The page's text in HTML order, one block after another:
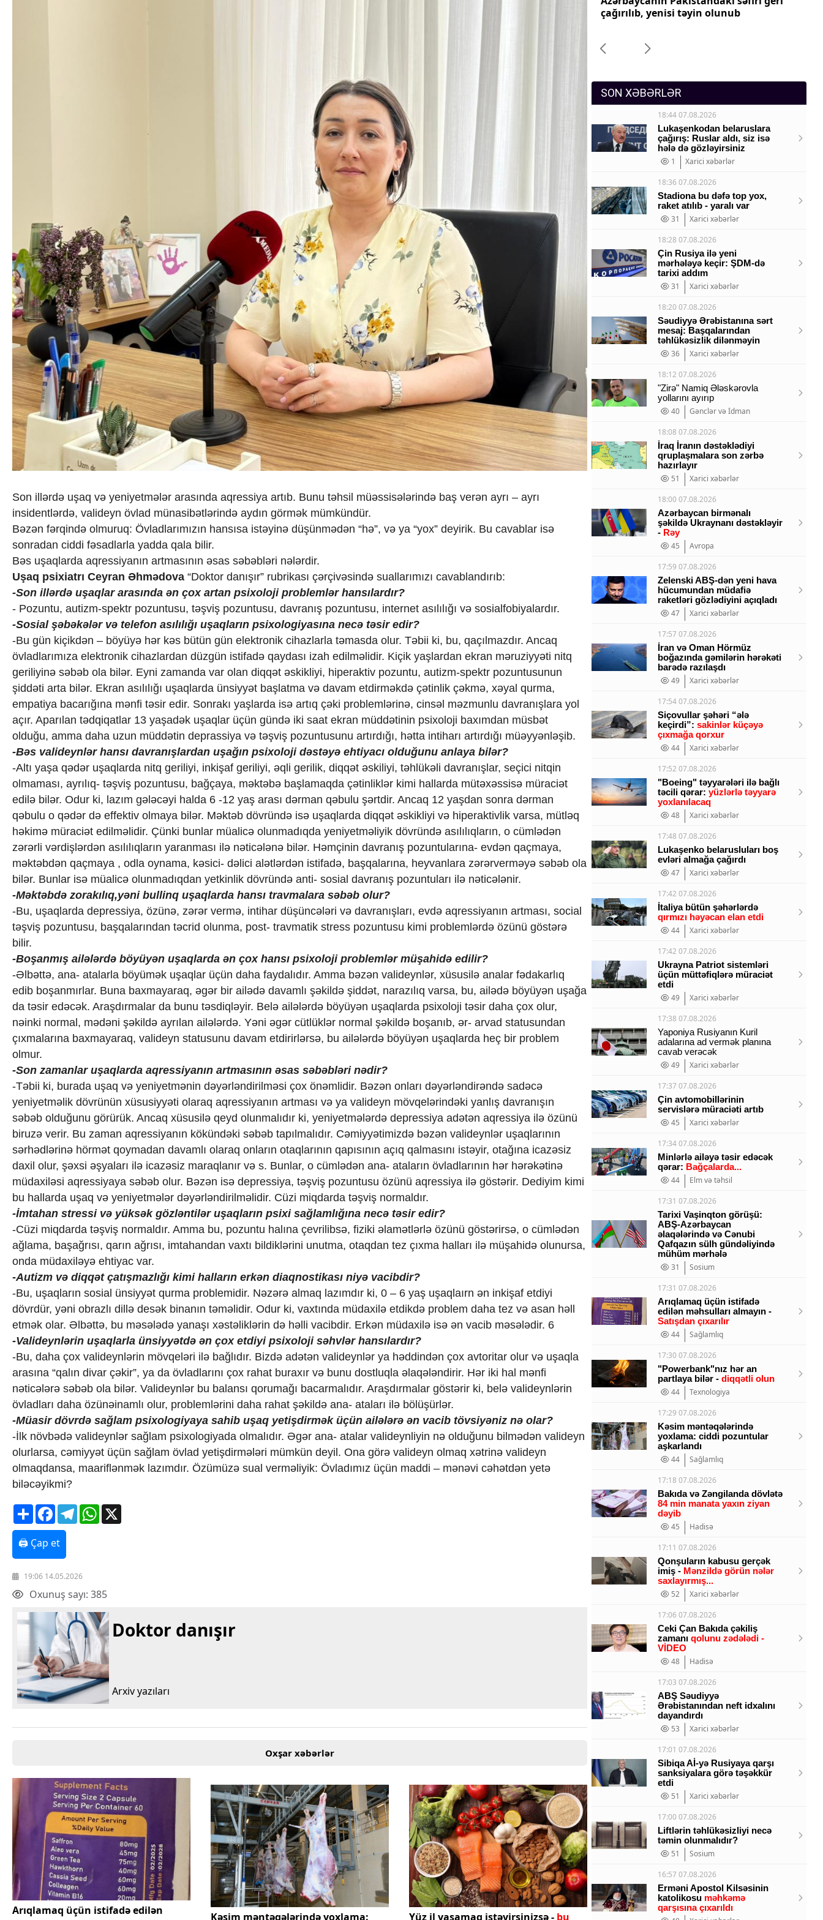
Zəfər Diasporu
Səhiyyə
Ailə və uşaq
Turizm
İqtisadiyyat
İqtisadi xəbərlər
Energetika
Neft-qaz
Əmək və sosial siyasət
Kənd təsərrüfatı
Hərbi sənaye
Telekommunikasiya və nəqliyyat
COP29
Cəmiyyət
Crossmedia.az - 1 yaş
Siyasət
Məhkəmə və hüquq
Ekologiya
Zəfər - 5
Media və QHT
Hadisə
Sağlamlıq
Sosium
Mənəvi dəyərlər
Texnologiya
Mətbuat-150
Əlaqə
Missiyamız
Son illərdə uşaq və yeniyetmələr arasında aqressiya artıb. Bunu təhsil müəssisələrində baş verən ayrı – ayrı
insidentlərdə, valideyn övlad münasibətlərində aydın görmək mümkündür.
Bəzən fərqində olmuruq: Övladlarımızın hansısa istəyinə düşünmədən “hə”, və ya “yox” deyirik. Bu cavablar isə
sonradan ciddi fəsadlarla yadda qala bilir.
Bəs uşaqlarda aqressiyanın artmasının əsas səbəbləri nələrdir.
Uşaq psixiatrı Ceyran Əhmədova “Doktor danışır” rubrikası çərçivəsində suallarımızı cavablandırıb:
-Son illərdə uşaqlar arasında ən çox artan psixoloji problemlər hansılardır?
- Pozuntu, autizm-spektr pozuntusu, təşviş pozuntusu, davranış pozuntusu, internet asılılığı və sosialfobiyalardır.
-Sosial şəbəkələr və telefon asılılığı uşaqların psixologiyasına necə təsir edir?
-Bu gün kiçikdən – böyüyə hər kəs bütün gün elektronik cihazlarla təmasda olur. Təbii ki, bu, qaçılmazdır. Ancaq
övladlarımıza elektronik cihazlardan düzgün istifadə qaydası izah edilməlidir. Kiçik yaşlardan ekran məruziyyəti nitq
geriliyinə səbəb ola bilər. Eyni zamanda var olan diqqət əskikliyi, hiperaktiv pozuntu, autizm-spektr pozuntusunun
şiddəti arta bilər. Ekran asılılığı uşaqlarda ünsiyyət başlatma və davam etdirməkdə çətinlik çəkmə, xəyal qurma,
empatiya bacarığına mənfi təsir edir. Sonrakı yaşlarda isə artıq çəki problemlərinə, cinsəl məzmunlu davranışlara yol
açır. Aparılan tədqiqatlar 13 yaşadək uşaqlar üçün gündə iki saat ekran müddətinin psixoloji baxımdan müsbət
olduğu, amma daha uzun müddətin deprassiya və təşviş pozuntusunu artırdığı, hətta intiharı artırdığı müəyyənləşib.
-Bəs valideynlər hansı davranışlardan uşağın psixoloji dəstəyə ehtiyacı olduğunu anlaya bilər?
-Altı yaşa qədər uşaqlarda nitq geriliyi, inkişaf geriliyi, əqli gerilik, diqqət əskiliyi, təhlükəli davranışlar, seçici nitqin
olmaması, ayrılıq- təşviş pozuntusu, bağçaya, məktəbə başlamaqda çətinliklər kimi hallarda mütəxəssisə müraciət
edilə bilər. Odur ki, lazım gələcəyi halda 6 -12 yaş arası dərman qəbulu şərtdir. Ancaq 12 yaşdan sonra dərman
qəbulu o qədər də effektiv olmaya bilər. Məktəb dövründə isə uşaqlarda diqqət əskikliyi və hiperaktivlik varsa, mütləq
həkimə müraciət edilməlidir. Çünki bunlar müalicə olunmadıqda yeniyetməliyik dövründə asılılıqların, o cümlədən
zərərli vərdişlərdən asılılıqların yaranması ilə nəticələnə bilər. Həmçinin davranış pozuntularına- evdən qaçmaya,
məktəbdən qaçmaya , odla oynama, kəsici- dəlici alətlərdən istifadə, başqalarına, heyvanlara zərərverməyə səbəb ola
bilər. Bunlar isə müalicə olunmadıqdan yetkinlik dövründə anti- sosial davranış pozuntuları ilə nəticələnir.
-Məktəbdə zorakılıq,yəni bullinq uşaqlarda hansı travmalara səbəb olur?
-Bu, uşaqlarda depressiya, özünə, zərər vermə, intihar düşüncələri və davranışları, evdə aqressiyanın artması, social
təşviş pozuntusu, başqalarından təcrid olunma, post- travmatik stress pozuntusu kimi problemlərdə özünü göstərə
bilir.
-Boşanmış ailələrdə böyüyən uşaqlarda ən çox hansı psixoloji problemlər müşahidə edilir?
-Əlbəttə, ana- atalarla böyümək uşaqlar üçün daha faydalıdır. Amma bəzən valideynlər, xüsusilə analar fədakarlıq
edib boşanmırlar. Buna baxmayaraq, əgər bir ailədə davamlı şəkildə şiddət, narazılıq varsa, bu, ailədə böyüyən uşağa
da təsir edəcək. Araşdırmalar da bunu təsdiqləyir. Belə ailələrdə böyüyən uşaqlarda psixoloji təsir daha çox olur,
nəinki normal, mədəni şəkildə ayrılan ailələrdə. Yəni əgər cütlüklər normal şəkildə boşanıb, ər- arvad statusundan
çıxmalarına baxmayaraq, valideyn statusunu davam etdirirlərsə, bu ailələrdə böyüyən uşaqlarda heç bir problem
olmur.
-Son zamanlar uşaqlarda aqressiyanın artmasının əsas səbəbləri nədir?
-Təbii ki, burada uşaq və yeniyetmənin dəyərləndirilməsi çox önəmlidir. Bəzən onları dəyərləndirəndə sadəcə
yeniyetməlik dövrünün xüsusiyyəti olaraq aqressiyanın artması və ya valideyn mövqelərindəki yanlış davranışın
səbəb olduğunu görürük. Ancaq xüsusilə qeyd olunmalıdır ki, yeniyetmələrdə depressiya adətən aqressiya ilə özünü
biruzə verir. Bu zaman aqressiyanın kökündəki səbəb tapılmalıdır. Cəmiyyətimizdə bəzən valideynlər uşaqlarının
sərhədlərinə hörmət qoymadan davamlı olaraq onların otaqlarının qapısının açıq qalmasını istəyir, otağına icazəsiz
daxil olur, şəxsi əşyaları ilə icazəsiz maraqlanır və s. Bunlar, o cümlədən ana- ataların övladlarının hər hərəkətinə
müdaxiləsi aqressiyaya səbəb olur. Bəzən isə depressiya, təşviş pozuntusu özünü aqressiya ilə göstərir. Dediyim kimi
bu hallarda uşaq və yeniyetmələr dəyərləndirilməlidir. Cüzi miqdarda təşviş normaldır.
-İmtahan stressi və yüksək gözləntilər uşaqların psixi sağlamlığına necə təsir edir?
-Cüzi miqdarda təşviş normaldır. Amma bu, pozuntu halına çevrilibsə, fiziki əlamətlərlə özünü göstərirsə, o cümlədən
ağlama, başağrısı, qarın ağrısı, imtahandan vaxtı bildiklərini unutma, otaqdan tez çıxma halları ilə müşahidə olunursa,
onda müdaxiləyə ehtiyac var.
-Autizm və diqqət çatışmazlığı kimi halların erkən diaqnostikası niyə vacibdir?
-Bu, uşaqların sosial ünsiyyət qurma problemidir. Nəzərə almaq lazımdır ki, 0 – 6 yaş uşaqlaırn ən inkişaf etdiyi
dövrdür, yəni obrazlı dillə desək binanın təməlidir. Odur ki, vaxtında müdaxilə etdikdə problem daha tez və asan həll
etmək olar. Əlbəttə, bu məsələdə yanaşı xəstəliklərin də həlli vacibdir. Erkən müdaxilə isə ən vacib məsələdir. 6
-Valideynlərin uşaqlarla ünsiyyətdə ən çox etdiyi psixoloji səhvlər hansılardır?
-Bu, daha çox valideynlərin mövqeləri ilə bağlıdır. Bizdə adətən valideynlər ya həddindən çox avtoritar olur və uşaqla
arasına “qalın divar çəkir”, ya da övladlarını çox rahat buraxır və bunu dostluqla əlaqələndirir. Hər iki hal mənfi
nəticələrə səbəb ola bilər. Valideynlər bu balansı qorumağı bacarmalıdır. Araşdırmalar göstərir ki, belə valideynlərin
övladları daha özünəinamlı olur, problemlərini daha rahat şəkildə ana- ataları ilə bölüşürlər.
-Müasir dövrdə sağlam psixologiyaya sahib uşaq yetişdirmək üçün ailələrə ən vacib tövsiyəniz nə olar?
-İlk növbədə valideynlər sağlam psixologiyada olmalıdır. Əgər ana- atalar valideynliyin nə olduğunu bilmədən valideyn
olurlarsa, cəmiyyət üçün sağlam övlad yetişdirmələri mümkün deyil. Ona görə valideyn olmaq xətrinə valideyn
olmaqdansa, maariflənmək lazımdır. Özümüzə sual verməliyik: Övladımız üçün maddi – mənəvi cəhətdən yetə
biləcəyikmi?
ShareFacebookTelegramWhatsApp
🖨 Çap et
19:06 14.05.2026
Oxunuş sayı: 385
Doktor danışır
Arxiv yazıları
Oxşar xəbərlər
Arıqlamaq üçün istifadə edilən
Kəsim məntəqələrində yoxlama: Yüz il yaşamaq istəyirsinizsə - bu
çağırılıb, yenisi təyin olunub
çağırılıb, yenisi təyin olunub
SON XƏBƏRLƏR
18:44 07.08.2026
Lukaşenkodan belaruslara
çağırış: Ruslar aldı, siz isə
hələ də gözləyirsiniz
1
Xarici xəbərlər
18:36 07.08.2026
Stadiona bu dəfə top yox,
raket atılıb - yaralı var
31
Xarici xəbərlər
18:28 07.08.2026
Çin Rusiya ilə yeni
mərhələyə keçir: ŞDM-də
tarixi addım
31
Xarici xəbərlər
18:20 07.08.2026
Səudiyyə Ərəbistanına sərt
mesaj: Başqalarından
təhlükəsizlik dilənməyin
36
Xarici xəbərlər
18:12 07.08.2026
"Zirə" Namiq Ələskərovla
yollarını ayırıp
40
Gənclər və İdman
18:08 07.08.2026
İraq İranın dəstəklədiyi
qruplaşmalara son zərbə
hazırlayır
51
Xarici xəbərlər
18:00 07.08.2026
Azərbaycan birmənalı
şəkildə Ukraynanı dəstəkləyir
- Rəy
45
Avropa
17:59 07.08.2026
Zelenski ABŞ-dən yeni hava
hücumundan müdafiə
raketləri gözlədiyini açıqladı
47
Xarici xəbərlər
17:57 07.08.2026
İran və Oman Hörmüz
boğazında gəmilərin hərəkəti
barədə razılaşdı
49
Xarici xəbərlər
17:54 07.08.2026
Siçovullar şəhəri “ələ
keçirdi”: sakinlər küçəyə
çıxmağa qorxur
44
Xarici xəbərlər
17:52 07.08.2026
"Boeing" təyyarələri ilə bağlı
təcili qərar: yüzlərlə təyyarə
yoxlanılacaq
48
Xarici xəbərlər
17:48 07.08.2026
Lukaşenko belarusluları boş
evləri almağa çağırdı
47
Xarici xəbərlər
17:42 07.08.2026
İtaliya bütün şəhərlərdə
qırmızı həyəcan elan etdi
44
Xarici xəbərlər
17:42 07.08.2026
Ukrayna Patriot sistemləri
üçün müttəfiqlərə müraciət
etdi
49
Xarici xəbərlər
17:38 07.08.2026
Yaponiya Rusiyanın Kuril
adalarına ad vermək planına
cavab verəcək
49
Xarici xəbərlər
17:37 07.08.2026
Çin avtomobillərinin
servislərə müraciəti artıb
45
Xarici xəbərlər
17:34 07.08.2026
Minlərlə ailəyə təsir edəcək
qərar: Bağçalarda...
44
Elm və təhsil
17:31 07.08.2026
Tarixi Vaşinqton görüşü:
ABŞ-Azərbaycan
əlaqələrində və Cənubi
Qafqazın sülh gündəliyində
mühüm mərhələ
31
Sosium
17:31 07.08.2026
Arıqlamaq üçün istifadə
edilən məhsulları almayın -
Satışdan çıxarılır
44
Sağlamlıq
17:30 07.08.2026
"Powerbank"nız hər an
partlaya bilər - diqqətli olun
44
Texnologiya
17:29 07.08.2026
Kəsim məntəqələrində
yoxlama: ciddi pozuntular
aşkarlandı
44
Sağlamlıq
17:18 07.08.2026
Bakıda və Zəngilanda dövlətə
84 min manata yaxın ziyan
dəyib
45
Hadisə
17:11 07.08.2026
Qonşuların kabusu gerçək
imiş - Mənzildə görün nələr
saxlayırmış...
52
Xarici xəbərlər
17:06 07.08.2026
Ceki Çan Bakıda çəkiliş
zamanı qolunu zədələdi -
VİDEO
48
Hadisə
17:03 07.08.2026
ABŞ Səudiyyə
Ərəbistanından neft idxalını
dayandırdı
53
Xarici xəbərlər
17:01 07.08.2026
Sibiqa Aİ-yə Rusiyaya qarşı
sanksiyalara görə təşəkkür
etdi
51
Xarici xəbərlər
17:00 07.08.2026
Liftlərin təhlükəsizliyi necə
təmin olunmalıdır?
51
Sosium
16:57 07.08.2026
Erməni Apostol Kilsəsinin
katolikosu məhkəmə
qarşısına çıxarıldı